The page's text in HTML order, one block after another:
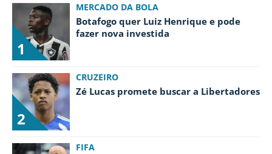
Sites, é uma empresa pertencente à Better
Collective. Todos os direitos reservados.
+18 |Jogue com responsabilidade
Aplicam-se os Termos e Condições | Conteúdo
Comercial
1
MERCADO DA BOLA
Botafogo quer Luiz Henrique e pode
fazer nova investida
2
CRUZEIRO
Zé Lucas promete buscar a Libertadores
FIFA